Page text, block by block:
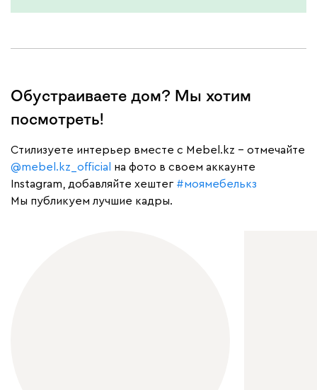
Обустраиваете дом? Мы хотим
посмотреть!
Cтилизуете интерьер вместе с Mebel.kz – отмечайте
@mebel.kz_official
на фото в своем аккаунте
Instagram, добавляйте хештег #моямебелькз
Мы публикуем лучшие кадры.